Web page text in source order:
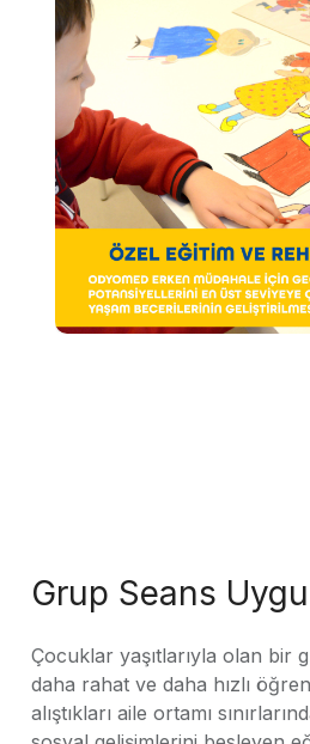
Grup Seans
Çocuklar yaşıtlarıyla olan bir
daha rahat ve daha hızlı
alıştıkları aile ortamı